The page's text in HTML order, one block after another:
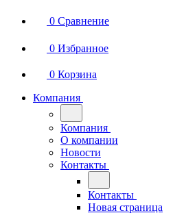
0 Сравнение
0 Избранное
0 Корзина
Компания
Компания
О компании
Новости
Контакты
Контакты
Новая страница